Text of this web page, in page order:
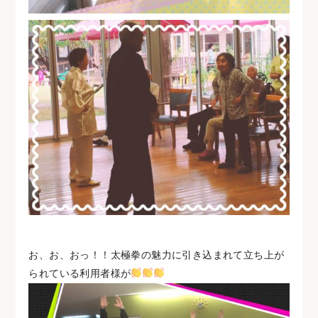
お、お、おっ！！太極拳の魅力に引き込まれて立ち上が
られている利用者様が